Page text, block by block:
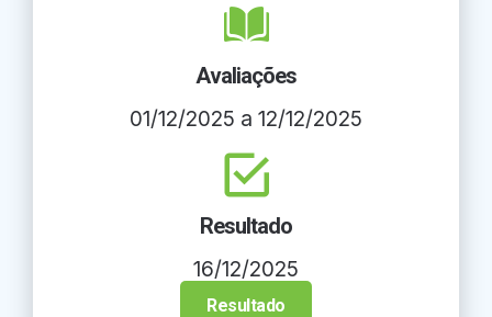
Avaliações
01/12/2025 a 12/12/2025
Resultado
16/12/2025
Resultado